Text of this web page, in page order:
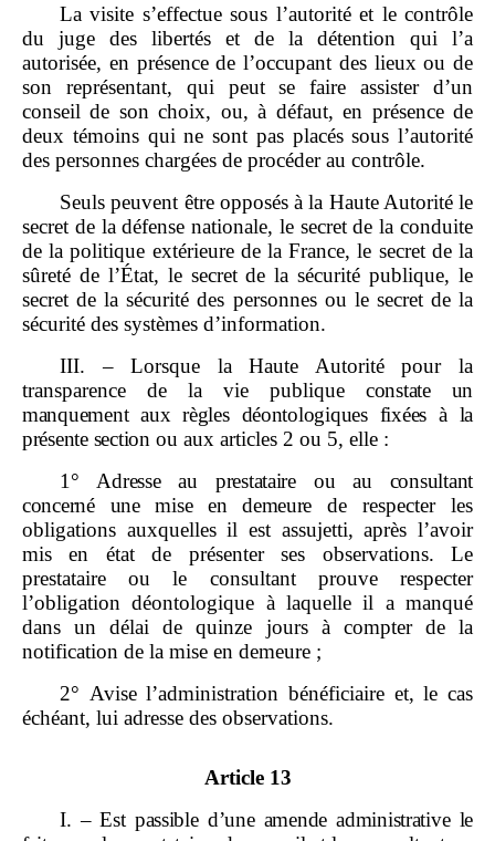
La visite s’effectue sous l’autorité et le contrôle
du juge des libertés et de la détention qui l’a
autorisée, en présence de l’occupant des lieux ou de
son représentant, qui peut se faire assister d’un
conseil de son choix, ou, à défaut, en présence de
deux témoins qui ne sont pas placés sous l’autorité
des personnes chargées de procéder au contrôle.
Seuls peuvent être opposés à la Haute Autorité le
secret de la défense nationale, le secret de la conduite
de la politique extérieure de la France, le secret de la
sûreté de l’État, le secret de la sécurité publique, le
secret de la sécurité des personnes ou le secret de la
sécurité des systèmes d’information.
III. – Lorsque la Haute Autorité pour la
transparence de la vie publique constate un
manquement aux règles déontologiques fixées à la
présente section ou aux articles 2 ou 5, elle :
1°
Adresse au prestataire ou au consultant
concerné une mise en demeure de respecter les
obligations auxquelles il est assujetti, après l’avoir
mis en état de présenter ses observations. Le
prestataire ou le consultant prouve respecter
l’obligation déontologique à laquelle il a manqué
dans un délai de quinze jours à compter de la
notification de la mise en demeure ;
2° Avise l’administration bénéficiaire et, le cas
échéant, lui adresse des observations.
Article 13
I. – Est passible d’une amende administrative le